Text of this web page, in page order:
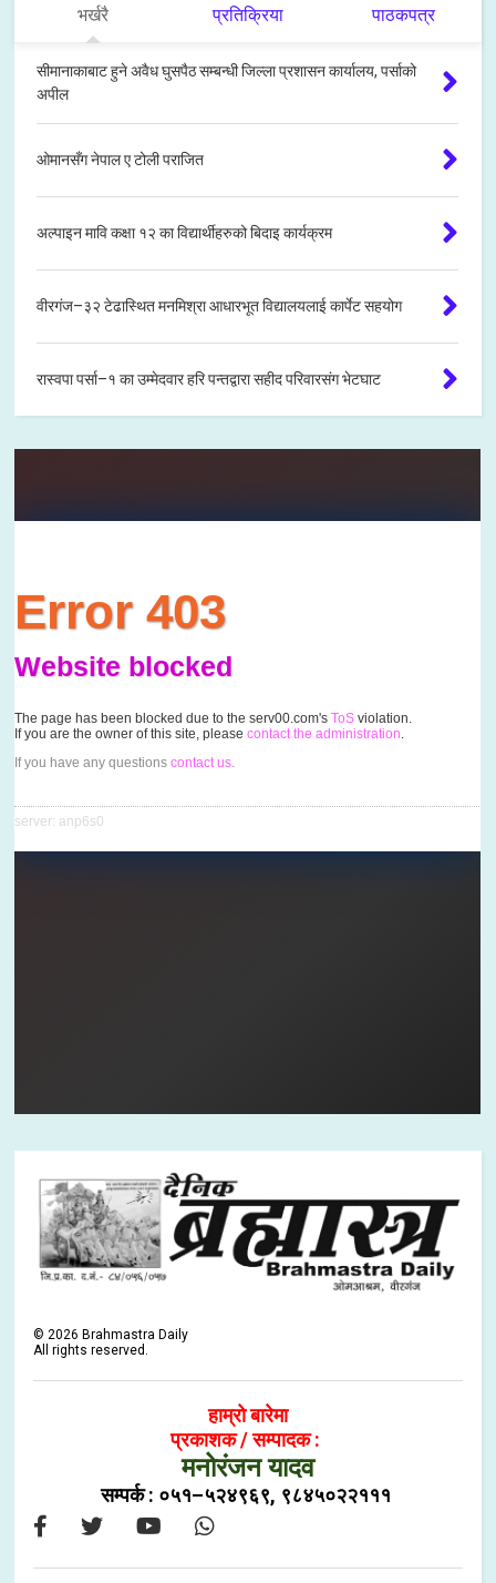
भर्खरै प्रतिक्रिया पाठकपत्र
सीमानाकाबाट हुने अवैध घुसपैठ सम्बन्धी जिल्ला प्रशासन कार्यालय, पर्साको
अपील
ओमानसँग नेपाल ए टोली पराजित
अल्पाइन मावि कक्षा १२ का विद्यार्थीहरुको बिदाइ कार्यक्रम
वीरगंज–३२ टेढास्थित मनमिश्रा आधारभूत विद्यालयलाई कार्पेट सहयोग
रास्वपा पर्सा–१ का उम्मेदवार हरि पन्तद्वारा सहीद परिवारसंग भेटघाट
© 2026 Brahmastra Daily
All rights reserved.
हाम्रो बारेमा
प्रकाशक / सम्पादक :
मनोरंजन यादव
सम्पर्क : ०५१–५२४९६९, ९८४५०२२१११